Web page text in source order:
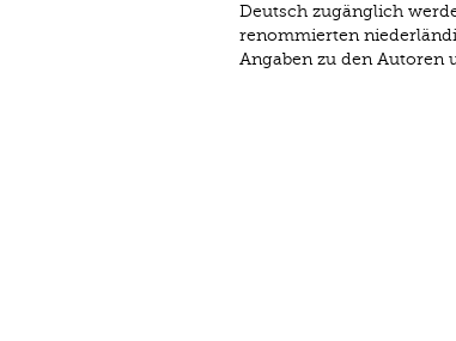
Deutsch zugänglich
renommierten
Angaben zu den Autoren